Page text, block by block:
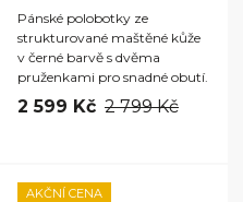
Pánské polobotky ze
strukturované maštěné kůže
v černé barvě s dvěma
pruženkami pro snadné obutí.
2 599 Kč 2 799 Kč
AKČNÍ CENA